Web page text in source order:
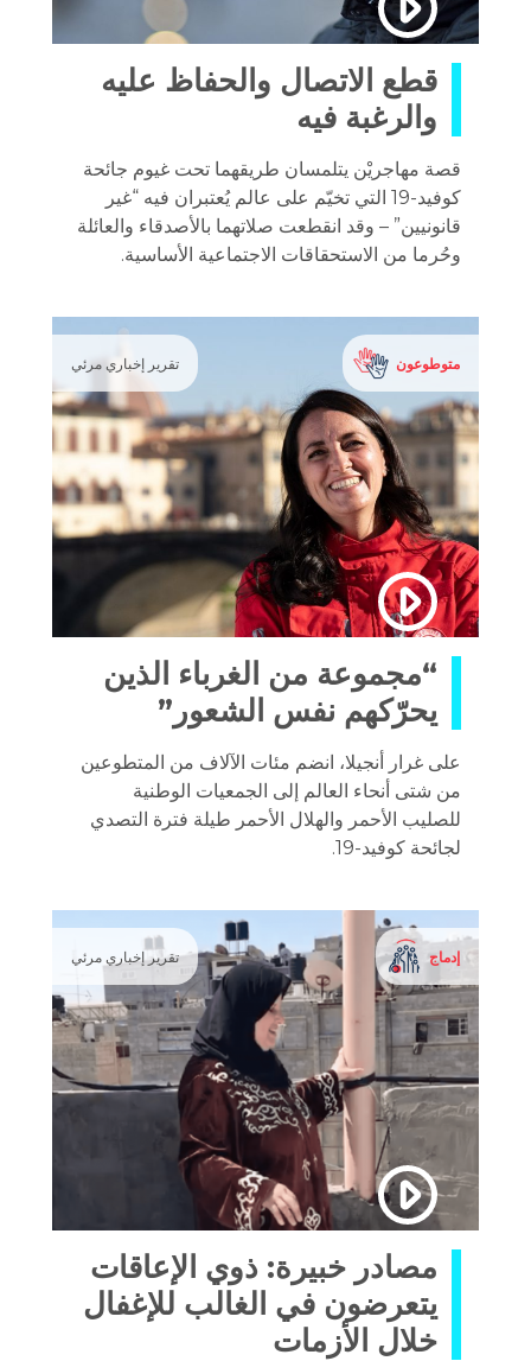
قطع الاتصال والحفاظ عليه
والرغبة فيه
قصة مهاجريْن يتلمسان طريقهما تحت غيوم جائحة
كوفيد-19 التي تخيّم على عالم يُعتبران فيه “غير
قانونيين” – وقد انقطعت صلاتهما بالأصدقاء والعائلة
وحُرما من الاستحقاقات الاجتماعية الأساسية.
متوطوعون تقرير إخباري مرئي
“مجموعة من الغرباء الذين
يحرّكهم نفس الشعور”
على غرار أنجيلا، انضم مئات الآلاف من المتطوعين
من شتى أنحاء العالم إلى الجمعيات الوطنية
للصليب الأحمر والهلال الأحمر طيلة فترة التصدي
لجائحة كوفيد-19.
إدماج تقرير إخباري مرئي
مصادر خبيرة: ذوي الإعاقات
يتعرضون في الغالب للإغفال
خلال الأزمات